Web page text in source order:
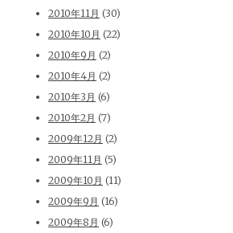
2010年11月 (30)
2010年10月 (22)
2010年9月 (2)
2010年4月 (2)
2010年3月 (6)
2010年2月 (7)
2009年12月 (2)
2009年11月 (5)
2009年10月 (11)
2009年9月 (16)
2009年8月 (6)